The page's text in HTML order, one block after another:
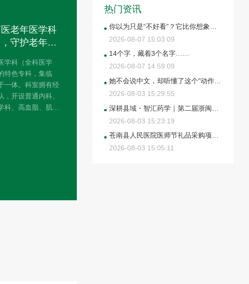
医老年医学科
守护老年安
学科（全科医学
特色专科，集临
一体。科室拥有经
开设普通内科、
、高血脂、肌少
老年综合评估室、
热门资讯
2026-08-07 15:03:09
14个字，藏着3个名字……
2026-08-07 14:59:09
2026-08-03 15:29:55
2026-08-03 15:23:19
2026-08-03 15:05:11